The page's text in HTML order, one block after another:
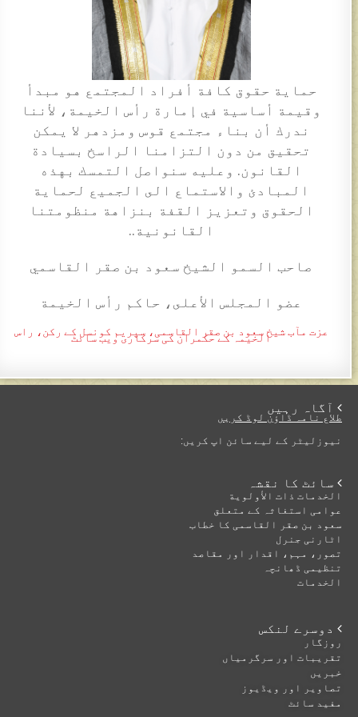
حماية حقوق كافة أفراد المجتمع هو مبدأ
وقيمة أساسية في إمارة رأس الخيمة، لأننا
ندرك أن بناء مجتمع قوس ومزدهر لا يمكن
تحقيق من دون التزامنا الراسخ بسيادة
القانون. وعليه سنواصل التمسك بهذه
المبادئ والاستماع الى الجميع لحماية
الحقوق وتعزيز القفة بنزاهة منظومتنا
القانونية..
صاحب السمو الشيخ سعود بن صقر القاسمي
عضو المجلس الأعلى، حاكم رأس الخيمة
عزت مآب شیخ سعود بن صقر القاسمی، سپریم کونسل کے رکن، راس
الخیمہ کے حکمران کی سرکاری ویب سائٹ
 آگاہ رہیں
طلاع نامہ ڈاؤن لوڈ کریں
نیوزلیٹر کے لیے سائن اپ کریں:
 سائٹ کا نقشہ
الخدمات ذات الأولوية
عوامی استغاثہ کے متعلق
سعود بن صقر القاسمی کا خطاب
اٹارنی جنرل
تصور، مہم، اقدار اور مقاصد
تنظیمی ڈھانچہ
الخدمات
 دوسرے لنکس
روزگار
تقریبات اور سرگرمیاں
خبریں
تصاویر اور ویڈیوز
مفید سائٹ